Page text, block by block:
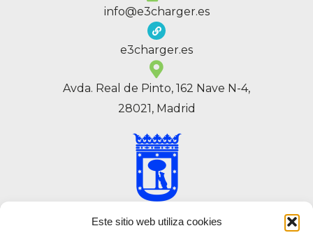
Este sitio web utiliza cookies
info@e3charger.es
e3charger.es
Avda. Real de Pinto, 162 Nave N-4,
28021, Madrid